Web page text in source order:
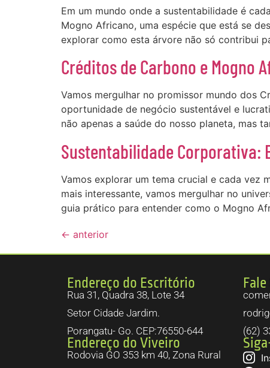
Em um mundo onde a sustentabilidade é
Mogno Africano, uma espécie que está se
explorar como esta árvore não só contribui
Créditos de Carbono e Mogno
Vamos mergulhar no promissor mundo dos
oportunidade de negócio sustentável e
não apenas a saúde do nosso planeta, mas
Sustentabilidade Corporativa:
Vamos explorar um tema crucial e cada vez
mais interessante, vamos mergulhar no
guia prático para entender como o Mogno
← anterior
Endereço do Escritório
Rua 31, Quadra 38, Lote 34
Setor Cidade Jardim.
Porangatu- Go. CEP:76550-644
Endereço do Viveiro
Rodovia GO 353 km 40, Zona Rural
(62)